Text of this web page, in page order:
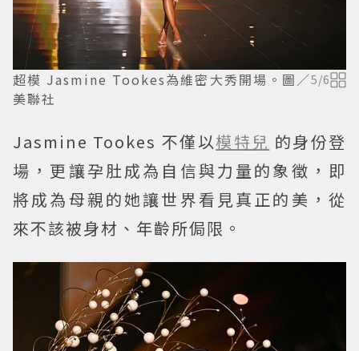
超模 Jasmine Tookes為維密大秀開場。圖／
美聯社
5/6
Jasmine Tookes 不僅以模特兒 的身份登
場，更讓孕肚成為自信與力量的象徵，即
將成為母親的她讓世界看見真正的美，從
來不該被身材、年齡所侷限。